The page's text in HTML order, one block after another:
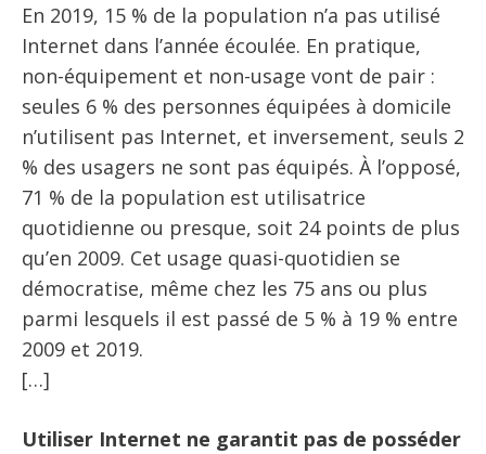
En 2019, 15 % de la population n’a pas utilisé
Internet dans l’année écoulée. En pratique,
non-équipement et non-usage vont de pair :
seules 6 % des personnes équipées à domicile
n’utilisent pas Internet, et inversement, seuls 2
% des usagers ne sont pas équipés. À l’opposé,
71 % de la population est utilisatrice
quotidienne ou presque, soit 24 points de plus
qu’en 2009. Cet usage quasi-quotidien se
démocratise, même chez les 75 ans ou plus
parmi lesquels il est passé de 5 % à 19 % entre
2009 et 2019.
[…]
Utiliser Internet ne garantit pas de posséder